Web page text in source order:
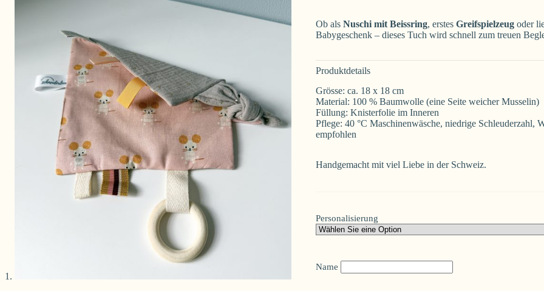
Ob als Nuschi mit Beissring, erstes Greifspielzeug oder
Babygeschenk – dieses Tuch wird schnell zum treuen
Produktdetails
Grösse: ca. 18 x 18 cm
Material: 100 % Baumwolle (eine Seite weicher Musselin)
Füllung: Knisterfolie im Inneren
Pflege: 40 °C Maschinenwäsche, niedrige Schleuderzahl,
empfohlen
Handgemacht mit viel Liebe in der Schweiz.
Personalisierung
Name